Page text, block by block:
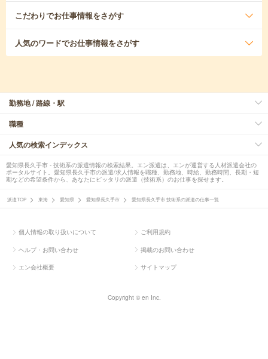
こだわりでお仕事情報をさがす
人気のワードでお仕事情報をさがす
勤務地 / 路線・駅
職種
人気の検索インデックス
愛知県長久手市 - 技術系の派遣情報の検索結果。エン派遣は、エンが運営する人材派遣会社の
ポータルサイト。愛知県長久手市の派遣/求人情報を職種、勤務地、時給、勤務時間、長期・短
期などの希望条件から、あなたにピッタリの派遣（技術系）のお仕事を探せます。
派遣TOP 東海 愛知県 愛知県長久手市 愛知県長久手市 技術系の派遣の仕事一覧
個人情報の取り扱いについて ご利用規約
ヘルプ・お問い合わせ 掲載のお問い合わせ
エン会社概要 サイトマップ
Copyright © en Inc.